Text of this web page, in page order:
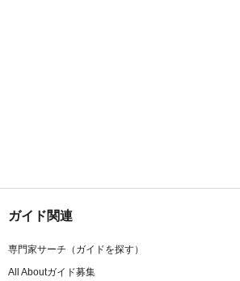
ガイド関連
専門家サーチ（ガイドを探す）
All Aboutガイド募集